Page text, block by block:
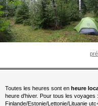
Toutes les heures sont en heure
heure d'hiver. Pour tous les
Finlande/Estonie/Lettonie/Lituanie